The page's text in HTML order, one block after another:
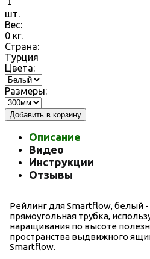
шт.
Вес:
0 кг.
Страна:
Турция
Цвета:
Размеры:
Добавить в корзину
Описание
Видео
Инструкции
Отзывы
Рейлинг для Smartflow, белый
прямоугольная трубка,
наращивания по высоте
пространства выдвижного
Smartflow.